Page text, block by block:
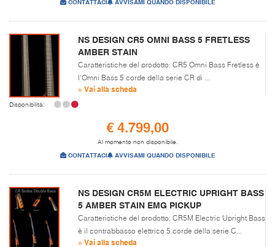
CONTATTACI AVVISAMI QUANDO DISPONIBILE
NS DESIGN CR5 OMNI BASS 5 FRETLESS
AMBER STAIN
Caratteristiche del prodotto: CR5 Omni Bass Fretless è
l'Omni Bass 5 corde della serie CR di ...
» Vai alla scheda
Disponibilità:
€ 4.799,00
Al momento non disponibile.
CONTATTACI AVVISAMI QUANDO DISPONIBILE
NS DESIGN CR5M ELECTRIC UPRIGHT BASS
5 AMBER STAIN EMG PICKUP
Caratteristiche del prodotto: CR5M Electric Upright Bass
è il contrabbasso elettrico 5 corde della serie C...
» Vai alla scheda